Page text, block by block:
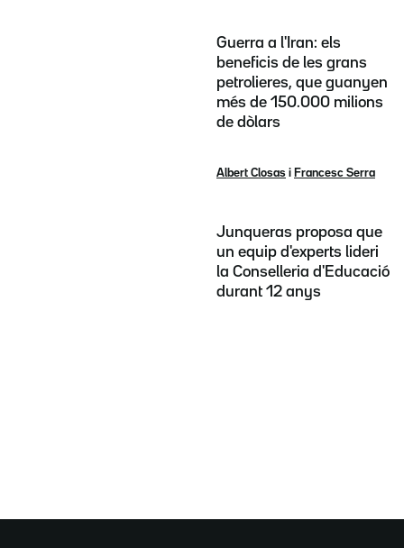
Guerra a l'Iran: els
beneficis de les grans
petrolieres, que guanyen
més de 150.000 milions
de dòlars
Albert Closas i Francesc Serra
Junqueras proposa que
un equip d'experts lideri
la Conselleria d'Educació
durant 12 anys